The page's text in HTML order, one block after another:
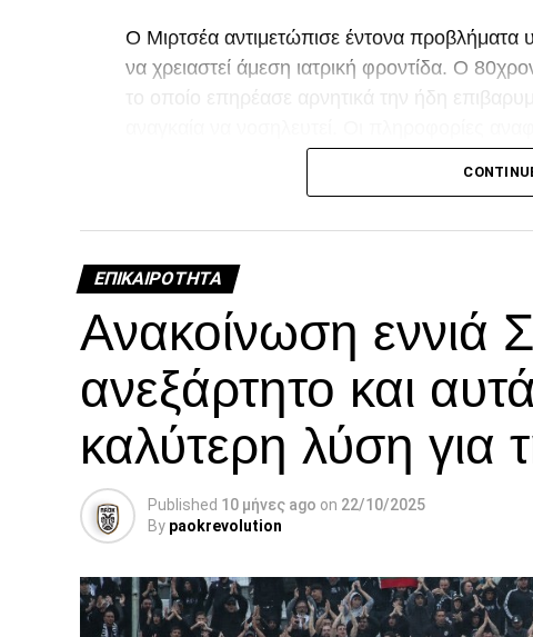
Ο Μιρτσέα αντιμετώπισε έντονα προβλήματα
να χρειαστεί άμεση ιατρική φροντίδα. Ο
το οποίο επηρέασε αρνητικά την ήδη
τη διάρκεια της νοσηλείας του.
ΕΠΙΚΑΙΡΌΤΗΤΑ
Ανακοίνωση
ανεξάρτητο και
καλύτερη λύση για
Published 10 μήνες ago on 22/10/2025
By paokrevolution